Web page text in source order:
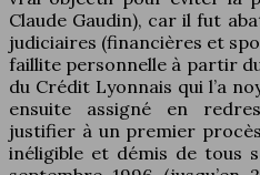
Claude Gaudin), car il fut
judiciaires (financières et
faillite personnelle à partir
du Crédit Lyonnais qui l’a
ensuite assigné en
justifier à un premier
inéligible et démis de tous